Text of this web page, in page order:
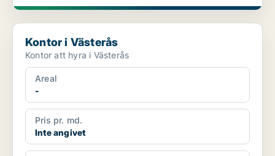
Kontor i Västerås
Kontor i Västerås
Kontor att hyra i Västerås
Areal
-
Pris pr. md.
Inte angivet